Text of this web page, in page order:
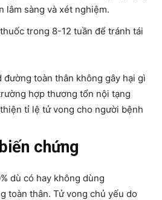
lâm sàng và xét nghiệm.
trong 8-12 tuần để tránh tái
toàn thân không gây hại gì
hợp thương tổn nội tạng
tỉ lệ tử vong cho người bệnh
chứng
dù có hay không dùng
toàn thân. Tử vong chủ yếu do